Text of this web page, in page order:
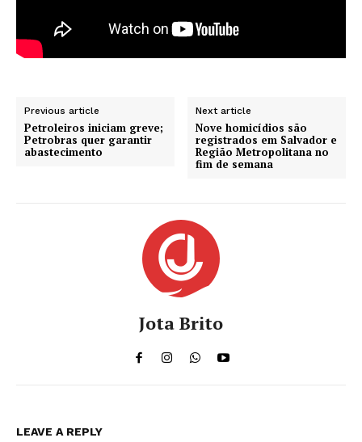
Previous article
Petroleiros iniciam greve;
Petrobras quer garantir
abastecimento
Next article
Nove homicídios são
registrados em Salvador e
Região Metropolitana no
fim de semana
Jota Brito
LEAVE A REPLY